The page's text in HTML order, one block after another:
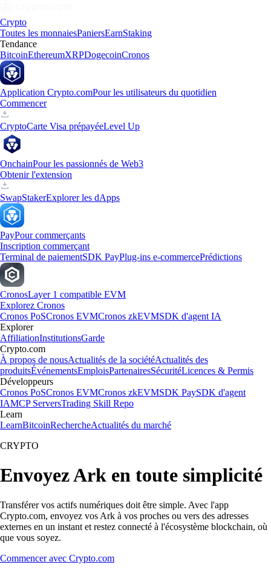
Crypto
Toutes les monnaiesPaniersEarnStaking
Tendance
BitcoinEthereumXRPDogecoinCronos
Application Crypto.comPour les utilisateurs du quotidien
Commencer
CryptoCarte Visa prépayéeLevel Up
OnchainPour les passionnés de Web3
Obtenir l'extension
SwapStakerExplorer les dApps
PayPour commerçants
Inscription commerçant
Terminal de paiementSDK PayPlug-ins e-commercePrédictions
CronosLayer 1 compatible EVM
Explorez Cronos
Cronos PoSCronos EVMCronos zkEVMSDK d'agent IA
Explorer
AffiliationInstitutionsGarde
Crypto.com
À propos de nousActualités de la sociétéActualités des
produitsÉvénementsEmploisPartenairesSécuritéLicences & Permis
Développeurs
Cronos PoSCronos EVMCronos zkEVMSDK PaySDK d'agent
IAMCP ServersTrading Skill Repo
Learn
LearnBitcoinRechercheActualités du marché
CRYPTO
Envoyez Ark en toute simplicité
Transférer vos actifs numériques doit être simple. Avec l'app
Crypto.com, envoyez vos Ark à vos proches ou vers des adresses
externes en un instant et restez connecté à l'écosystème blockchain, où
que vous soyez.
Commencer avec Crypto.com